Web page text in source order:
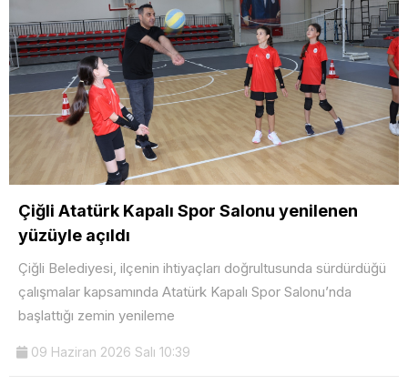
Çiğli Atatürk Kapalı Spor Salonu yenilenen
yüzüyle açıldı
Çiğli Belediyesi, ilçenin ihtiyaçları doğrultusunda sürdürdüğü
çalışmalar kapsamında Atatürk Kapalı Spor Salonu’nda
başlattığı zemin yenileme
09 Haziran 2026 Salı 10:39